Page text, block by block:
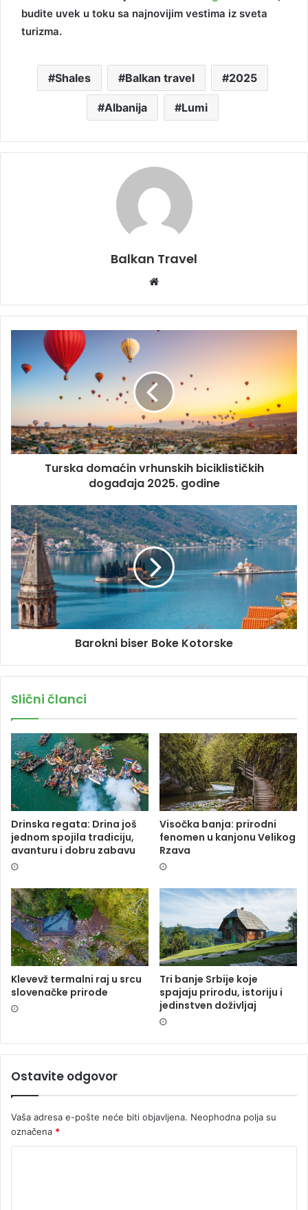
budite uvek u toku sa najnovijim vestima iz sveta
turizma.
Shales Balkan travel 2025
Albanija Lumi
Balkan Travel
b
s
e
Turska domaćin vrhunskih biciklističkih
događaja 2025. godine
Barokni biser Boke Kotorske
Slični članci
Drinska regata: Drina još
jednom spojila tradiciju,
avanturu i dobru zabavu
Visočka banja: prirodni
fenomen u kanjonu Velikog
Rzava
Klevevž termalni raj u srcu
slovenačke prirode
Tri banje Srbije koje
spajaju prirodu, istoriju i
jedinstven doživljaj
Ostavite odgovor
Vaša adresa e-pošte neće biti objavljena. Neophodna polja su
označena *